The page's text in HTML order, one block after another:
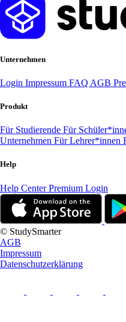
Unternehmen
Login Impressum FAQ AGB
Produkt
Für Studierende Für
Unternehmen Für Lehrer*innen
Help
Help CenterPremium Login
© StudySmarter
AGB
Impressum
Datenschutzerklärung